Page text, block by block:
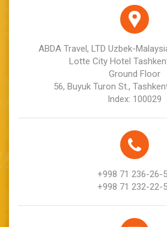
ABDA Travel, LTD Uzbek-
Lotte City Hotel
Ground Floor
56, Buyuk Turon St.,
Index: 100029
+998 71 236-26-
+998 71 232-22-